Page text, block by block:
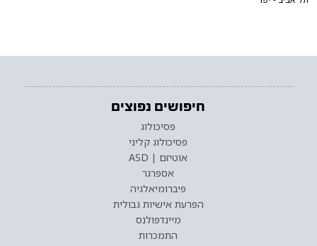
חיפושים נפוצים
פסיכולוג
פסיכולוג קליני
אוטיזם | ASD
אספרגר
פיברומיאלגיה
הפרעת אישיות גבולית
מיינדפולנס
התמכרות